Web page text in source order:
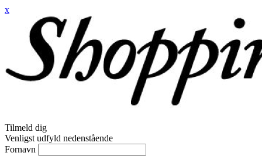
x
Tilmeld dig
Venligst udfyld nedenstående
Fornavn